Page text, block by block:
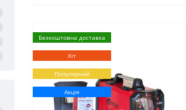
Безкоштовна доставка
Хіт
Популярний
Акція